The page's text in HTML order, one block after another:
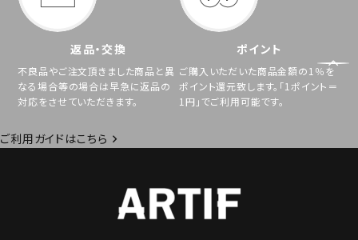
返品・交換
不良品やご注文頂きました商品と異
なる場合等の場合は早急に返品の
対応をさせていただきます。
ポイント
ご購入いただいた商品金額の1％を
ポイント還元致します。「1ポイント＝
1円」でご利用可能です。
ご利用ガイドはこちら